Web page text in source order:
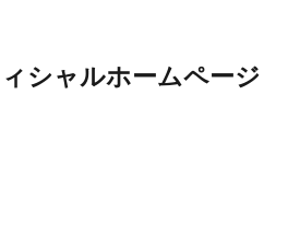
シャルホームページ